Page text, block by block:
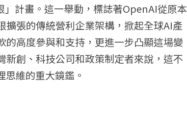
計畫。這一舉動，標誌著OpenAI從原本
擴張的傳統營利企業架構，掀起全球AI產
高度參與和支持，更進一步凸顯這場變
創、科技公司和政策制定者來說，這不
維的重大鏡鑑。